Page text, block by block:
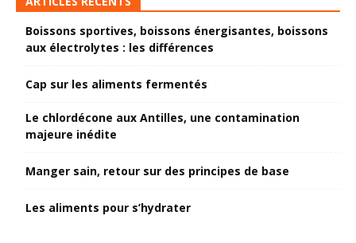
Boissons sportives, boissons énergisantes, boissons
aux électrolytes : les différences
Cap sur les aliments fermentés
Le chlordécone aux Antilles, une contamination
majeure inédite
Manger sain, retour sur des principes de base
Les aliments pour s’hydrater